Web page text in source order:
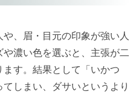
、眉・目元の印象が強い人
濃い色を選ぶと、主張が二
す。結果として「いかつ
しまい、ダサいというより